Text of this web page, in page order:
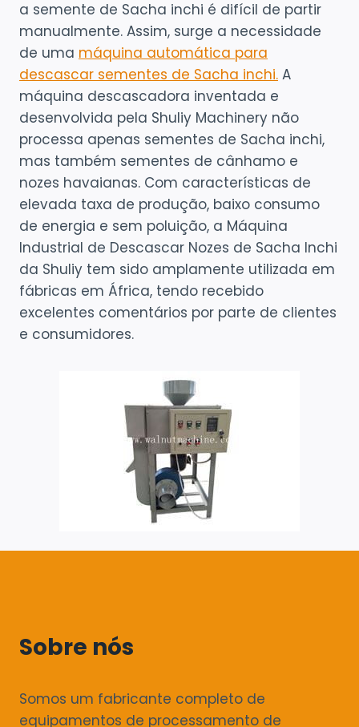
a semente de Sacha inchi é difícil de partir
manualmente. Assim, surge a necessidade
de uma máquina automática para
descascar sementes de Sacha inchi. A
máquina descascadora inventada e
desenvolvida pela Shuliy Machinery não
processa apenas sementes de Sacha inchi,
mas também sementes de cânhamo e
nozes havaianas. Com características de
elevada taxa de produção, baixo consumo
de energia e sem poluição, a Máquina
Industrial de Descascar Nozes de Sacha Inchi
da Shuliy tem sido amplamente utilizada em
fábricas em África, tendo recebido
excelentes comentários por parte de clientes
e consumidores.
Sobre nós
Somos um fabricante completo de
equipamentos de processamento de